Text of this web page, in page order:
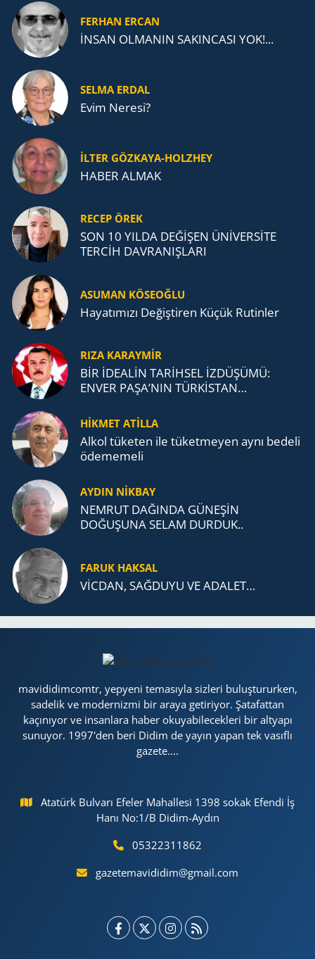
FERHAN ERCAN
İNSAN OLMANIN SAKINCASI YOK!...
SELMA ERDAL
Evim Neresi?
İLTER GÖZKAYA-HOLZHEY
HABER ALMAK
RECEP ÖREK
SON 10 YILDA DEĞİŞEN ÜNİVERSİTE
TERCİH DAVRANIŞLARI
ASUMAN KÖSEOĞLU
Ha­ya­tı­mı­zı De­ğiş­ti­ren Küçük Ru­tin­ler
RIZA KARAYMIR
BİR İDEALİN TARİHSEL İZDÜŞÜMÜ:
ENVER PAŞA’NIN TÜRKİSTAN
TEŞKİLATI’NA UZANAN MİRASI
HİKMET ATİLLA
Alkol tü­ke­ten ile tü­ket­me­yen aynı be­de­li
öde­me­me­li
AYDIN NİKBAY
NEMRUT DAĞINDA GÜNEŞİN
DOĞUŞUNA SELAM DURDUK..
FARUK HAKSAL
VİCDAN, SAĞ­DU­YU VE ADA­LET…
mavididimcomtr, yepyeni temasıyla sizleri buluştururken,
sadelik ve modernizmi bir araya getiriyor. Şatafattan
kaçınıyor ve insanlara haber okuyabilecekleri bir altyapı
sunuyor. 1997'den beri Didim de yayın yapan tek vasıflı
gazete....
Atatürk Bulvarı Efeler Mahallesi 1398 sokak Efendi İş
Hanı No:1/B Didim-Aydın
05322311862
gazetemavididim@gmail.com